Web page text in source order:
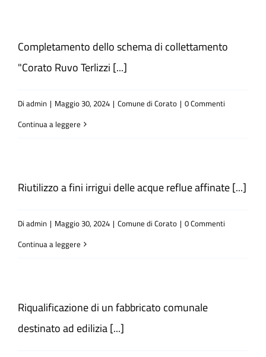
Atti e Docunenti
Completamento dello schema di collettamento
"Corato Ruvo Terlizzi [...]
Di admin | Maggio 30, 2024 | Comune di Corato | 0 Commenti
Continua a leggere
Riutilizzo a fini irrigui delle acque reflue affinate [...]
Di admin | Maggio 30, 2024 | Comune di Corato | 0 Commenti
Continua a leggere
Riqualificazione di un fabbricato comunale
destinato ad edilizia [...]